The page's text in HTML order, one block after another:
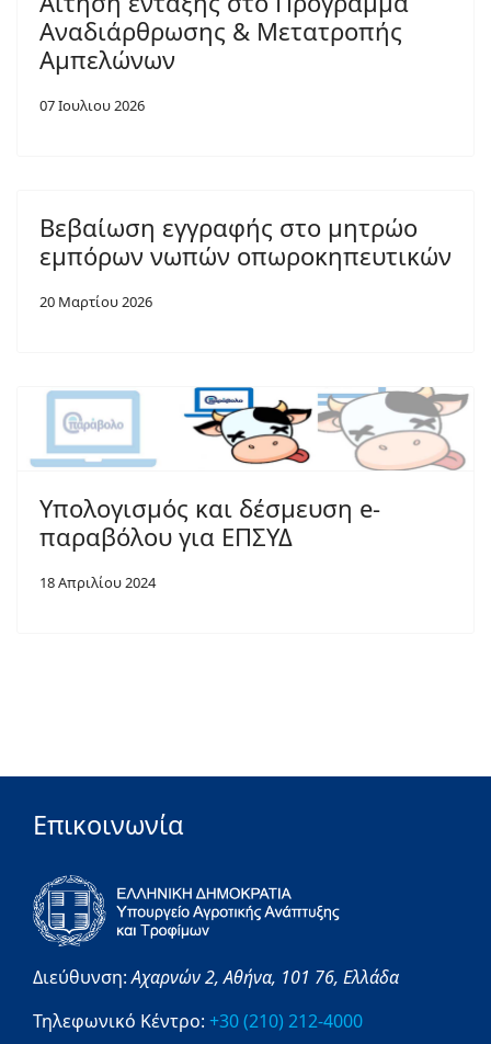
Αναδιάρθρωσης & Μετατροπής
Αμπελώνων
07 Ιουλιου 2026
Βεβαίωση εγγραφής στο μητρώο
εμπόρων νωπών οπωροκηπευτικών
20 Μαρτίου 2026
Υπολογισμός και δέσμευση e-
παραβόλου για ΕΠΣΥΔ
18 Απριλίου 2024
Επικοινωνία
Διεύθυνση:Αχαρνών 2,Αθήνα, 101 76, Ελλάδα
Τηλεφωνικό Κέντρο: +30 (210) 212-4000